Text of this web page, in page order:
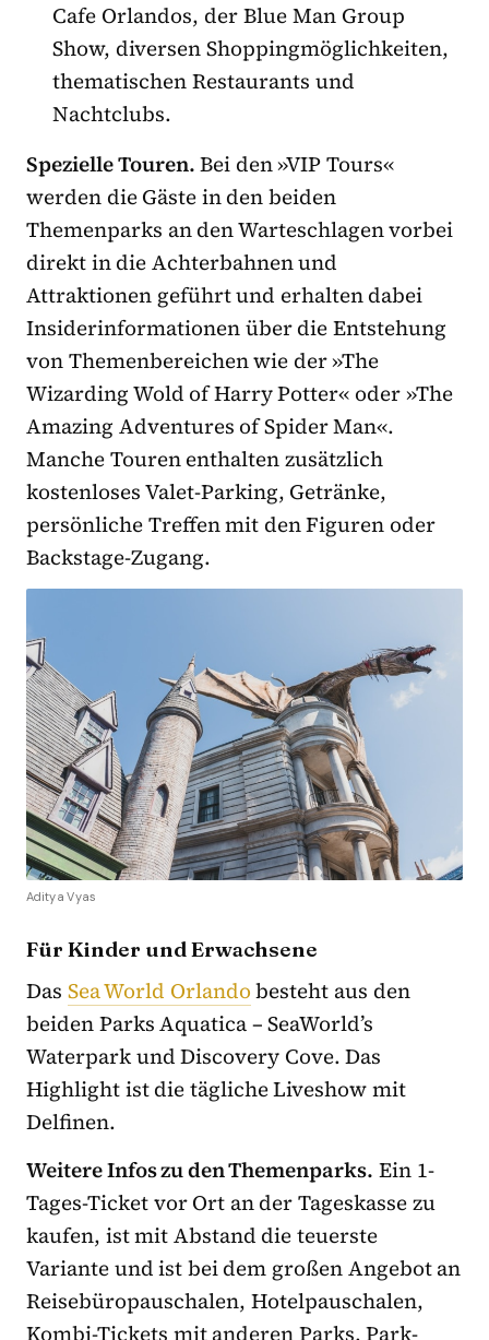
Cafe Orlandos, der Blue Man Group
Show, diversen Shoppingmöglichkeiten,
thematischen Restaurants und
Nachtclubs.
Spezielle Touren.Bei den »VIP Tours«
werden die Gäste in den beiden
Themenparks an den Warteschlagen vorbei
direkt in die Achterbahnen und
Attraktionen geführt und erhalten dabei
Insiderinformationen über die Entstehung
von Themenbereichen wie der »The
Wizarding Wold of Harry Potter« oder »The
Amazing Adventures of Spider Man«.
Manche Touren enthalten zusätzlich
kostenloses Valet-Parking, Getränke,
persönliche Treffen mit den Figuren oder
Backstage-Zugang.
Aditya Vyas
Für Kinder und Erwachsene
Das Sea World Orlandobesteht aus den
beiden Parks Aquatica – SeaWorld’s
Waterpark und Discovery Cove. Das
Highlight ist die tägliche Liveshow mit
Delfinen.
Weitere Infos zu den Themenparks. Ein 1-
Tages-Ticket vor Ort an der Tageskasse zu
kaufen, ist mit Abstand die teuerste
Variante und ist bei dem großen Angebot an
Reisebüropauschalen, Hotelpauschalen,
Kombi-Tickets mit anderen Parks, Park-